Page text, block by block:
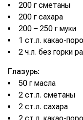
200 г сметаны
200 г сахара
200 – 250 г муки
1 ст.л. какао-
2 ч.л. без горки
Глазурь:
50 г масла
2 ст.л. сметаны
2 ст.л. сахара